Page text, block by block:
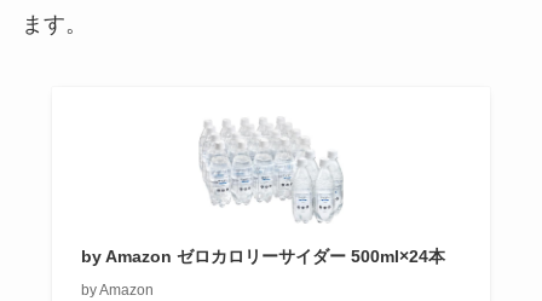
ます。
by Amazon ゼロカロリーサイダー 500ml×24本
by Amazon